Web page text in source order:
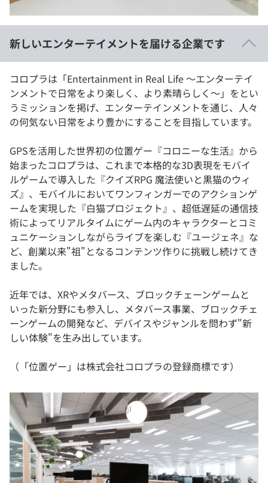
プラン
個人向けプラン
法人向けプラン
学校向けプラン
新しいエンターテイメントを届ける企業です
コロプラは「Entertainment in Real Life ～エンターテイ
ンメントで日常をより楽しく、より素晴らしく～」をとい
うミッションを掲げ、エンターテインメントを通じ、人々
の何気ない日常をより豊かにすることを目指しています。
GPSを活用した世界初の位置ゲー『コロニーな生活』から
始まったコロプラは、これまで本格的な3D表現をモバイ
ルゲームで導入した『クイズRPG 魔法使いと黒猫のウィ
ズ』、モバイルにおいてワンフィンガーでのアクションゲ
ームを実現した『白猫プロジェクト』、超低遅延の通信技
術によってリアルタイムにゲーム内のキャラクターとコミ
ュニケーションしながらライブを楽しむ『ユージェネ』な
ど、創業以来"祖"となるコンテンツ作りに挑戦し続けてき
ました。
近年では、XRやメタバース、ブロックチェーンゲームと
いった新分野にも参入し、メタバース事業、ブロックチェ
ーンゲームの開発など、デバイスやジャンルを問わず"新
しい体験"を生み出しています。
（「位置ゲー」は株式会社コロプラの登録商標です）